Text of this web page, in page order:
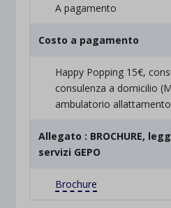
A pagamento
Costo a pagamento
Happy Popping 15€,
consulenza a domicilio
ambulatorio
Allegato : BROCHURE,
servizi GEPO
Brochure